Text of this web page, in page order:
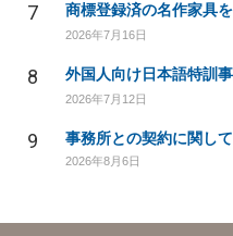
7
2026年7月16日
8
2026年7月12日
9 事務所との契約に関して
2026年8月6日